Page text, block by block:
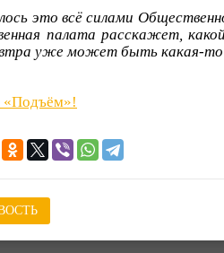
это всё силами
палата расскажет,
уже может быть какая-то
«Подъём»!